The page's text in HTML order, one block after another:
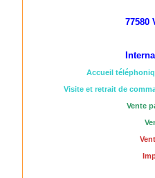
77580
Accueil
Visite et retrait de
Vente